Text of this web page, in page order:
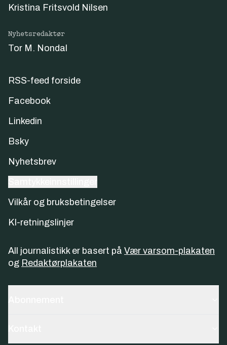
Kristina Fritsvold Nilsen
Nyhetsredaktør
Tor M. Nondal
RSS-feed forside
Facebook
Linkedin
Bsky
Nyhetsbrev
Vilkår og bruksbetingelser
KI-retningslinjer
All journalistikk er basert på Vær varsom-plakaten
og Redaktørplakaten